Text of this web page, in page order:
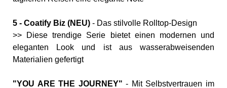
5 - Coatify Biz (NEU) - Das stilvolle Rolltop-Design
>> Diese trendige Serie bietet einen modernen und
eleganten Look und ist aus wasserabweisenden
Materialien gefertigt
"YOU ARE THE JOURNEY" - Mit Selbstvertrauen im